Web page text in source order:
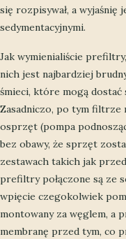
się rozpisywał, a
sedymentacyjnymi.
Jak wymienialiście
nich jest najbardziej
śmieci, które mogą dostać
Zasadniczo, po tym filtrze
osprzęt (pompa
bez obawy, że sprzęt
zestawach takich jak
prefiltry połączone są ze
wpięcie czegokolwiek
montowany za węglem, a
membranę przed tym, co